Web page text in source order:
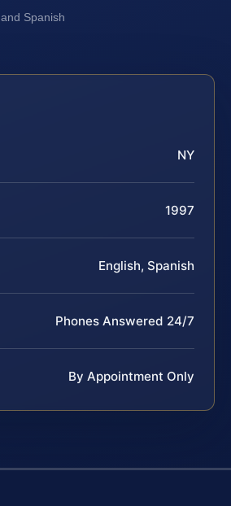
Spanish
NY
1997
English, Spanish
Phones Answered 24/7
By Appointment Only